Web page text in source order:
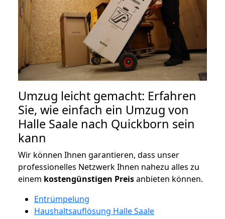
Umzug leicht gemacht: Erfahren
Sie, wie einfach ein Umzug von
Halle Saale nach Quickborn sein
kann
Wir können Ihnen garantieren, dass unser
professionelles Netzwerk Ihnen nahezu alles zu
einem kostengünstigen Preisanbieten können.
Entrümpelung
Haushaltsauflösung Halle Saale